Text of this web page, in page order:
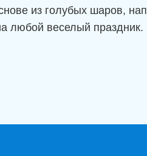
из голубых шаров,
любой веселый праздник.